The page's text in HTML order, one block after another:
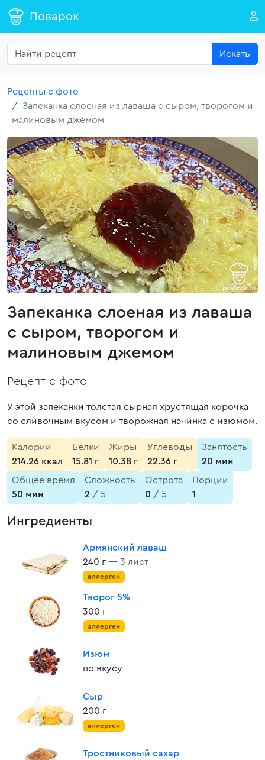
Поварок
Искать
Рецепты с фото
Запеканка слоеная из лаваша с сыром, творогом и
малиновым джемом
Запеканка слоеная из лаваша
с сыром, творогом и
малиновым джемом
Рецепт с фото
У этой запеканки толстая сырная хрустящая корочка
со сливочным вкусом и творожная начинка с изюмом.
Калории
214.26 ккал
Белки
15.81 г
Жиры
10.38 г
Углеводы
22.36 г
Занятость
20 мин
Общее время
50 мин
Сложность
2 / 5
Острота
0 / 5
Порции
1
Ингредиенты
Армянский лаваш
240 г — 3 лист
аллерген
Творог 5%
300 г
аллерген
Изюм
по вкусу
Сыр
200 г
аллерген
Тростниковый сахар